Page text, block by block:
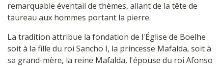
remarquable éventail de thèmes, allant de la tête de
taureau aux hommes portant la pierre.
La tradition attribue la fondation de l'Église de Boelhe
soit à la fille du roi Sancho I, la princesse Mafalda, soit à
sa grand-mère, la reine Mafalda, l'épouse du roi Afonso